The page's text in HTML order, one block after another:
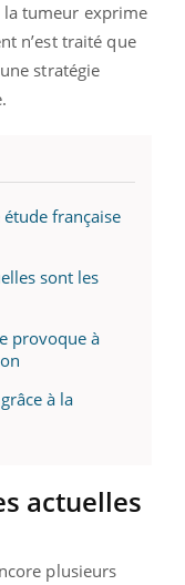
la tumeur exprime
n’est traité que
stratégie
française
sont les
provoque à
à la
actuelles
plusieurs